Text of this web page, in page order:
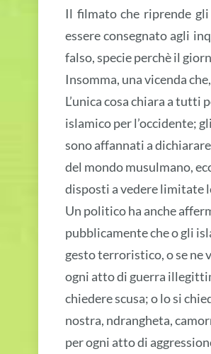
Il filmato che riprende
essere consegnato agli
falso, specie perchè il
Insomma, una vicenda
L’unica cosa chiara a tutti
islamico per l’occidente;
sono affannati a
del mondo musulmano,
disposti a vedere limitate
Un politico ha anche
pubblicamente che o gli
gesto terroristico, o se ne
ogni atto di guerra
chiedere scusa; o lo si
nostra, ndrangheta,
per ogni atto di